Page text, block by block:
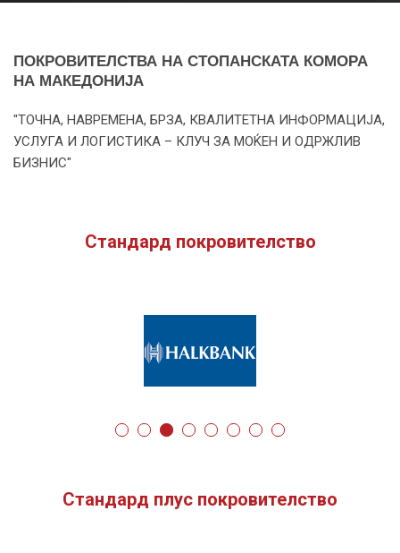
ПОКРОВИТЕЛСТВА НА СТОПАНСКАТА КОМОРА
НА МАКЕДОНИЈА
"ТОЧНА, НАВРЕМЕНА, БРЗА, КВАЛИТЕТНА ИНФОРМАЦИЈА,
УСЛУГА И ЛОГИСТИКА – КЛУЧ ЗА МОЌЕН И ОДРЖЛИВ
БИЗНИС"
Стандард покровителство
Стандард плус покровителство